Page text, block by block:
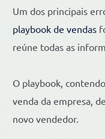
Um dos principais
playbook de vendas
reúne todas as
O playbook,
venda da empresa,
novo vendedor.